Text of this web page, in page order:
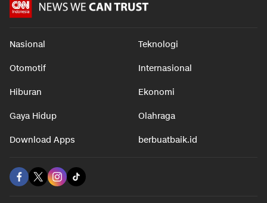
Nasional Teknologi
Otomotif Internasional
Hiburan Ekonomi
Gaya Hidup Olahraga
Download Apps berbuatbaik.id